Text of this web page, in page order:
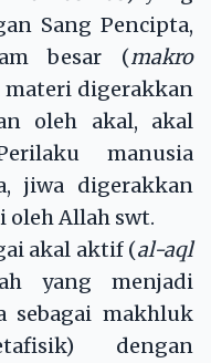
Sang Pencipta,
besar (makro
materi digerakkan
oleh akal, akal
manusia
jiwa digerakkan
oleh Allah swt.
akal aktif (al-aql
yang menjadi
sebagai makhluk
dengan